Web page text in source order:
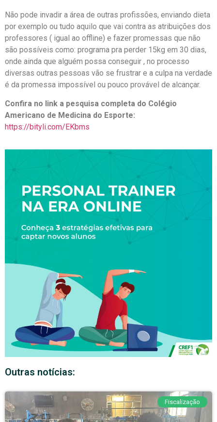
Não pode invadir a área de outras profissões, enviando dieta
por exemplo ou tudo aquilo que vai contra as atribuições dos
professores ( igual ao offline) e fazer promessas que não
são possíveis como: programa pra perder 15kg em 30 dias,
onde ainda que alguém possa conseguir , no processo
diversas outras pessoas vão se frustrar e a culpa na verdade
é da promessa impossível ou pouco provável de alcançar.
Confira no link a pesquisa completa do Colégio
Americano de Medicina do Esporte:
https://bityli.com/EKbms
Outras notícias:
Fiscalização